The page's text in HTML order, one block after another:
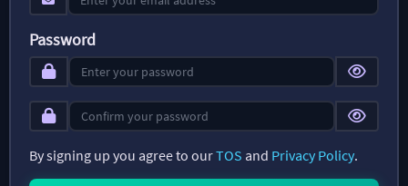
Password
By signing up you agree to ourTOS and Privacy Policy.